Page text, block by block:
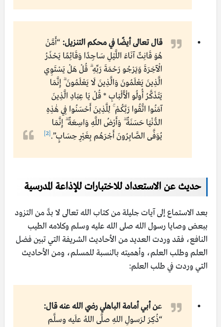
قال تعالى أيضًا في محكم التنزيل: “أَمَّنْ
هُوَ قَانِتٌ آنَاءَ اللَّيْلِ سَاجِدًا وَقَائِمًا يَحْذَرُ
الْآخِرَةَ وَيَرْجُو رَحْمَةَ رَبِّهِ ۗ قُلْ هَلْ يَسْتَوِي
الَّذِينَ يَعْلَمُونَ وَالَّذِينَ لَا يَعْلَمُونَ ۗ إِنَّمَا
يَتَذَكَّرُ أُولُو الْأَلْبَابِ * قُلْ يَا عِبَادِ الَّذِينَ
آمَنُوا اتَّقُوا رَبَّكُمْ ۚ لِلَّذِينَ أَحْسَنُوا فِي هَٰذِهِ
الدُّنْيَا حَسَنَةٌ ۗ وَأَرْضُ اللَّهِ وَاسِعَةٌ ۗ إِنَّمَا
يُوَفَّى الصَّابِرُونَ أَجْرَهُم بِغَيْرِ حِسَابٍ”.[2]
حديث عن الاستعداد للاختبارات للإذاعة المدرسية
بعد الاستماع إلى آيات جليلة من كتاب الله تعالى لا بدَّ من التزود
ببعض وصايا رسول الله صلى الله عليه وسلم وكلامه الطيب
النافع، فقد وردت العديد من الأحاديث الشريفة التي تبين فضل
العلم وطلب العلم، وأهميته بالنسبة للمسلم، ومن الأحاديث
التي وردت في طلب العلم:
عن أبي أمامة الباهلي رضي الله عنه قال:
“ذُكِرَ لرَسولِ اللهِ صلَّى اللهُ علَيه وسلَّم